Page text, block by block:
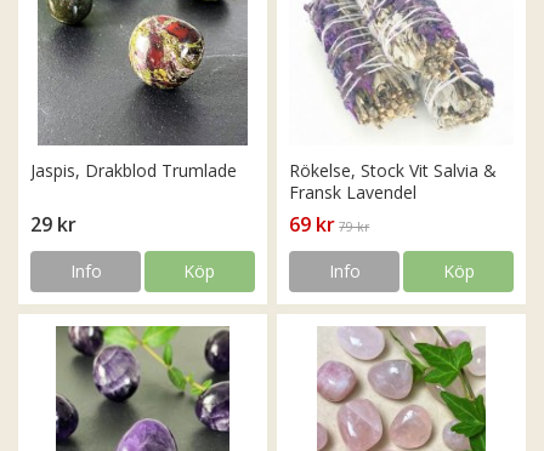
Jaspis, Drakblod Trumlade
29 kr
Info Köp
Rökelse, Stock Vit Salvia &
Fransk Lavendel
69 kr 79 kr
Info Köp